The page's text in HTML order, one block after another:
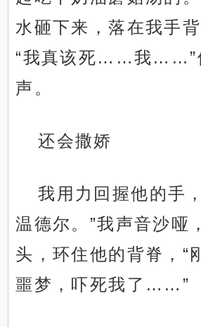
水砸下来，落在我手背
“我真该死……我……”
声。
还会撒娇
我用力回握他的手
温德尔。”我声音沙哑
头，环住他的背脊，“
噩梦，吓死我了……”